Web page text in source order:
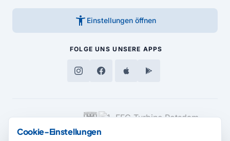
accessibility_new Einstellungen öffnen
FOLGE UNS UNSERE APPS
MEDIENPARTNER
Cookie-Einstellungen